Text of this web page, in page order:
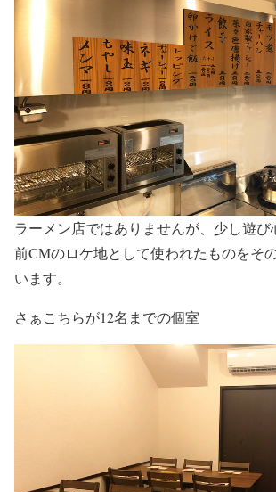
ラーメン店ではありませんが、少し遊び
前CMのロケ地として使われたものをそ
います。
さぁこちらが12名までの個室